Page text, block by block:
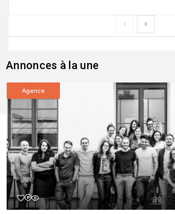
Annonces à la une
Agence